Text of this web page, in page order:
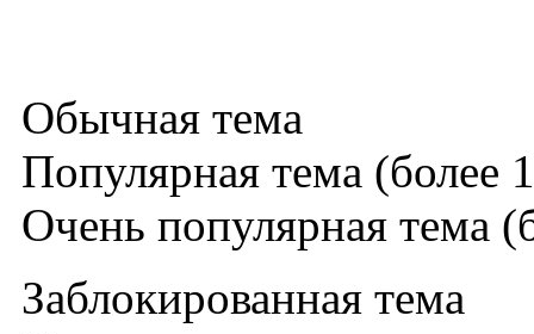
Обычная тема
Популярная тема (более
Очень популярная тема
Заблокированная тема